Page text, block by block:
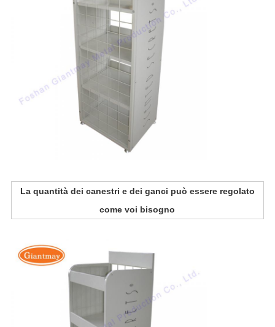
La quantità dei canestri e dei ganci può essere regolato
come voi bisogno